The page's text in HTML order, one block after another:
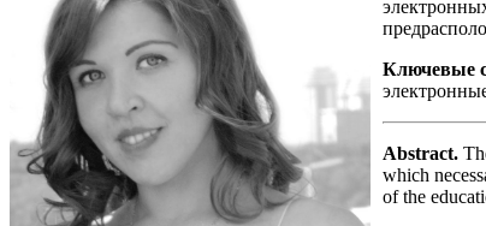
Ключевые
Abstract.
which
of the